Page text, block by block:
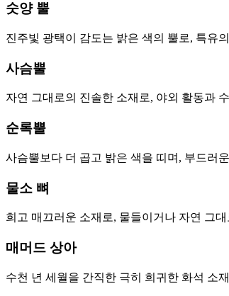
숫양 뿔
진주빛 광택이 감도는 밝은 색의 뿔로, 특유
사슴뿔
자연 그대로의 진솔한 소재로, 야외 활동과
순록뿔
사슴뿔보다 더 곱고 밝은 색을 띠며, 부드러
물소 뼈
희고 매끄러운 소재로, 물들이거나 자연 그
매머드 상아
수천 년 세월을 간직한 극히 희귀한 화석 소